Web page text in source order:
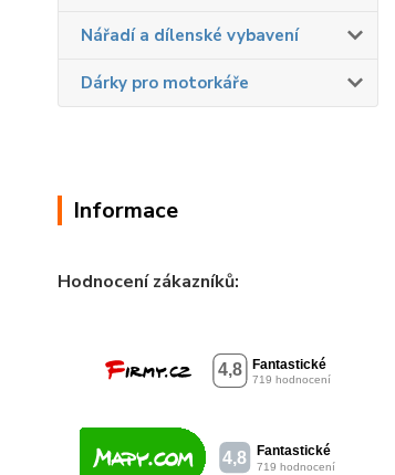
Nářadí a dílenské vybavení
Dárky pro motorkáře
Informace
Hodnocení zákazníků: